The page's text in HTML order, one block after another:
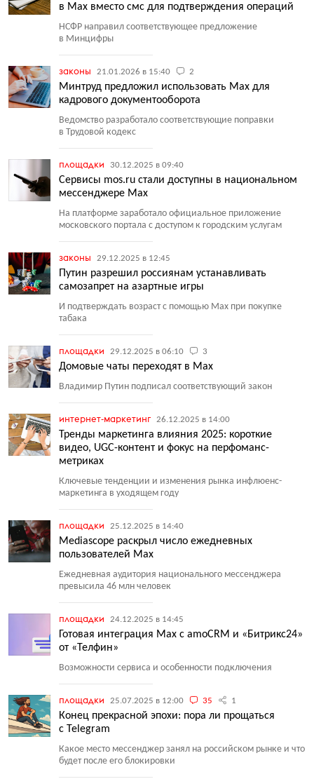
в Max вместо смс для подтверждения операций
НСФР направил соответствующее предложение
в Минцифры
законы 21.01.2026 в 15:40 2
Минтруд предложил использовать Max для
кадрового документооборота
Ведомство разработало соответствующие поправки
в Трудовой кодекс
площадки 30.12.2025 в 09:40
Сервисы mos.ru стали доступны в национальном
мессенджере Max
На платформе заработало официальное приложение
московского портала с доступом к городским услугам
законы 29.12.2025 в 12:45
Путин разрешил россиянам устанавливать
самозапрет на азартные игры
И подтверждать возраст с помощью Max при покупке
табака
площадки 29.12.2025 в 06:10 3
Домовые чаты переходят в Max
Владимир Путин подписал соответствующий закон
интернет-маркетинг 26.12.2025 в 14:00
Тренды маркетинга влияния 2025: короткие
видео, UGC-контент и фокус на перфоманс-
метриках
Ключевые тенденции и изменения рынка инфлюенс-
маркетинга в уходящем году
площадки 25.12.2025 в 14:40
Mediascope раскрыл число ежедневных
пользователей Max
Ежедневная аудитория национального мессенджера
превысила 46 млн человек
площадки 24.12.2025 в 14:45
Готовая интеграция Max с amoCRM и «Битрикс24»
от «Телфин»
Возможности сервиса и особенности подключения
площадки 25.07.2025 в 12:00 35 1
Конец прекрасной эпохи: пора ли прощаться
с Telegram
Какое место мессенджер занял на российском рынке и что
будет после его блокировки